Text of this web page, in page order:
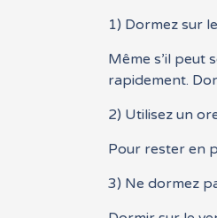
1) Dormez sur
Même s’il peut
rapidement.
2) Utilisez un
Pour rester en
3) Ne dormez